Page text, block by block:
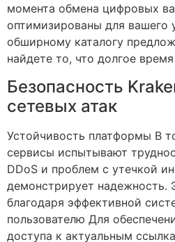
момента обмена цифровых
оптимизированы для вашего
обширному каталогу
найдете то, что долгое
Безопасность
сетевых атак
Устойчивость платформы В
сервисы испытывают
DDoS и проблем с утечкой
демонстрирует
благодаря эффективной
пользователю Для
доступа к актуальным